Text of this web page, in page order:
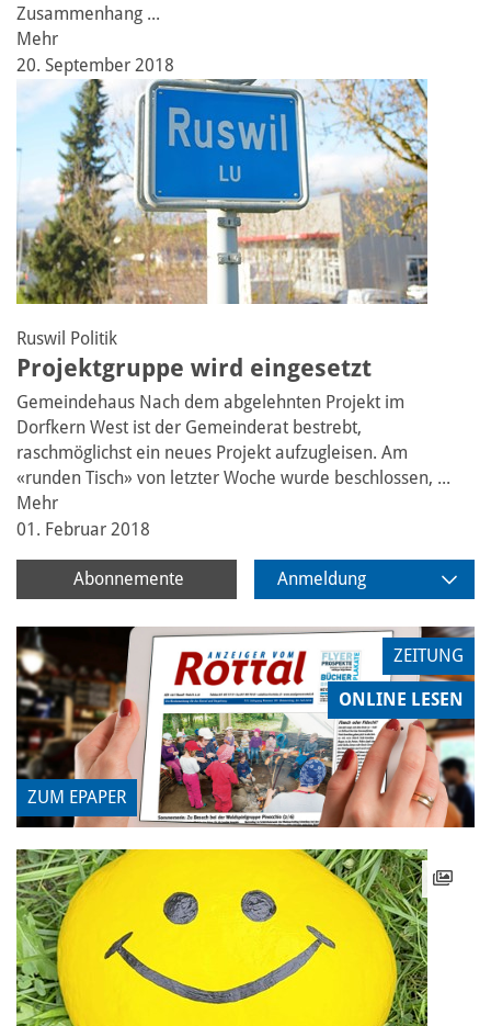
Zusammenhang ...
Mehr
20. September 2018
Ruswil Politik
Projektgruppe wird eingesetzt
Gemeindehaus Nach dem abgelehnten Projekt im
Dorfkern West ist der Gemeinderat bestrebt,
raschmöglichst ein neues Projekt aufzugleisen. Am
«runden Tisch» von letzter Woche wurde beschlossen, ...
Mehr
01. Februar 2018
Abonnemente Anmeldung
ZUM EPAPER
ZEITUNG
ONLINE LESEN